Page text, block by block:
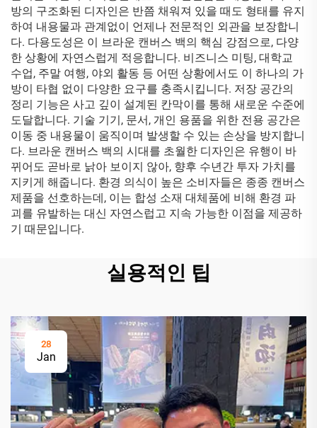
방의 구조화된 디자인은 반쯤 채워져 있을 때도 형태를 유지
하여 내용물과 관계없이 언제나 전문적인 외관을 보장합니
다. 다용도성은 이 브라운 캔버스 백의 핵심 강점으로, 다양
한 상황에 자연스럽게 적응합니다. 비즈니스 미팅, 대학교
수업, 주말 여행, 야외 활동 등 어떤 상황에서도 이 하나의 가
방이 타협 없이 다양한 요구를 충족시킵니다. 저장 공간의
정리 기능은 사고 깊이 설계된 칸막이를 통해 새로운 수준에
도달합니다. 기술 기기, 문서, 개인 용품을 위한 전용 공간은
이동 중 내용물이 움직이며 발생할 수 있는 손상을 방지합니
다. 브라운 캔버스 백의 시대를 초월한 디자인은 유행이 바
뀌어도 곧바로 낡아 보이지 않아, 향후 수년간 투자 가치를
지키게 해줍니다. 환경 의식이 높은 소비자들은 종종 캔버스
제품을 선호하는데, 이는 합성 소재 대체품에 비해 환경 파
괴를 유발하는 대신 자연스럽고 지속 가능한 이점을 제공하
기 때문입니다.
실용적인 팁
28
Jan